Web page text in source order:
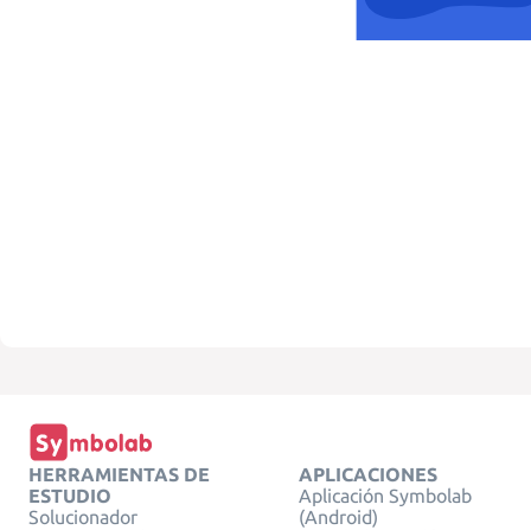
HERRAMIENTAS DE
ESTUDIO
Solucionador
APLICACIONES
Aplicación Symbolab
(Android)